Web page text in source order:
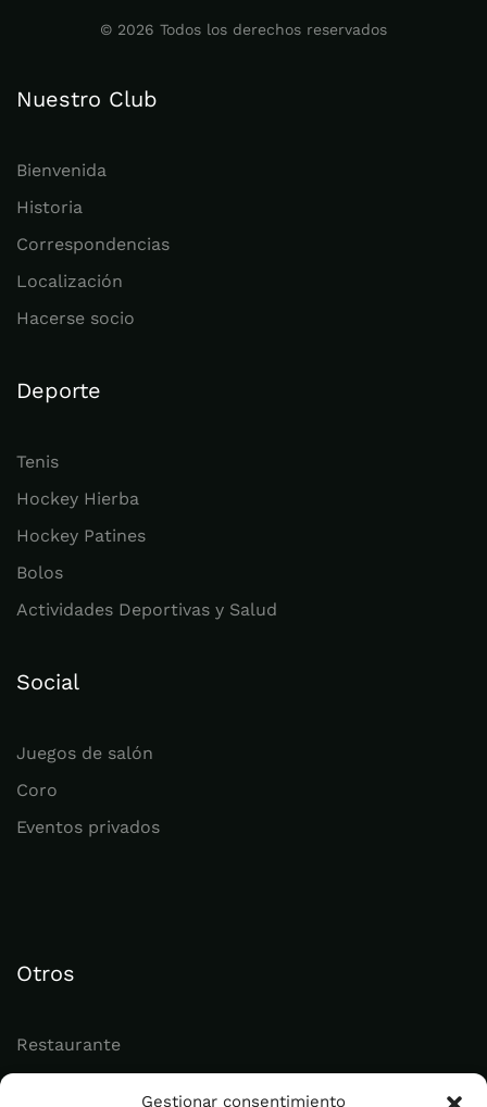
Gestionar consentimiento
© 2026 Todos los derechos reservados
Nuestro Club
Bienvenida
Historia
Correspondencias
Localización
Hacerse socio
Deporte
Tenis
Hockey Hierba
Hockey Patines
Bolos
Actividades Deportivas y Salud
Social
Juegos de salón
Coro
Eventos privados
Otros
Restaurante